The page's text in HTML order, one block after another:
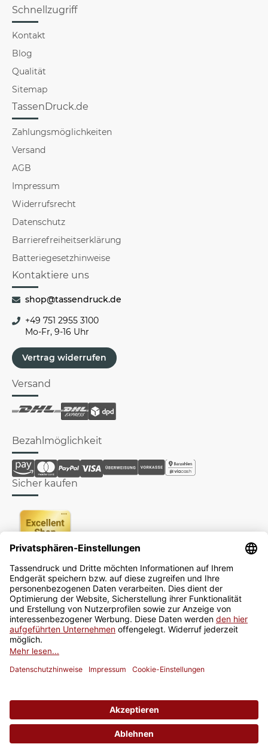
Schnellzugriff
Kontakt
Blog
Qualität
Sitemap
TassenDruck.de
Zahlungsmöglichkeiten
Versand
AGB
Impressum
Widerrufsrecht
Datenschutz
Barrierefreiheitserklärung
Batteriegesetzhinweise
Kontaktiere uns
shop@tassendruck.de
+49 751 2955 3100
Mo-Fr, 9-16 Uhr
Vertrag widerrufen
Versand
Bezahlmöglichkeit
Sicher kaufen
Newsletter